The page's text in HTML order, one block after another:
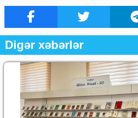
Digər xəbərlər